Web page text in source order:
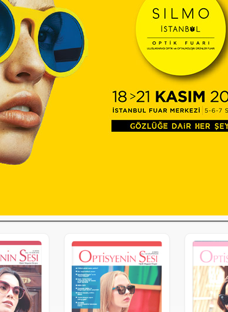
ÜTS’de Miadı
Çerçeveleri
Engelliyor!
09:54